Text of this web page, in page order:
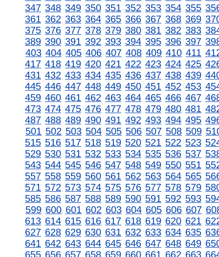
347 348 349 350 351 352 353 354 355
361 362 363 364 365 366 367 368 369
375 376 377 378 379 380 381 382 383
389 390 391 392 393 394 395 396 397
403 404 405 406 407 408 409 410 411
417 418 419 420 421 422 423 424 425
431 432 433 434 435 436 437 438 439
445 446 447 448 449 450 451 452 453
459 460 461 462 463 464 465 466 467
473 474 475 476 477 478 479 480 481
487 488 489 490 491 492 493 494 495
501 502 503 504 505 506 507 508 509
515 516 517 518 519 520 521 522 523
529 530 531 532 533 534 535 536 537
543 544 545 546 547 548 549 550 551
557 558 559 560 561 562 563 564 565
571 572 573 574 575 576 577 578 579
585 586 587 588 589 590 591 592 593
599 600 601 602 603 604 605 606 607
613 614 615 616 617 618 619 620 621
627 628 629 630 631 632 633 634 635
641 642 643 644 645 646 647 648 649
655 656 657 658 659 660 661 662 663